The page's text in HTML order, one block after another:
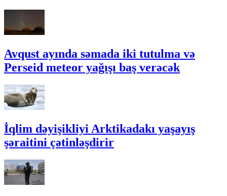
Avqust ayında səmada iki tutulma və
Perseid meteor yağışı baş verəcək
İqlim dəyişikliyi Arktikadakı yaşayış
şəraitini çətinləşdirir